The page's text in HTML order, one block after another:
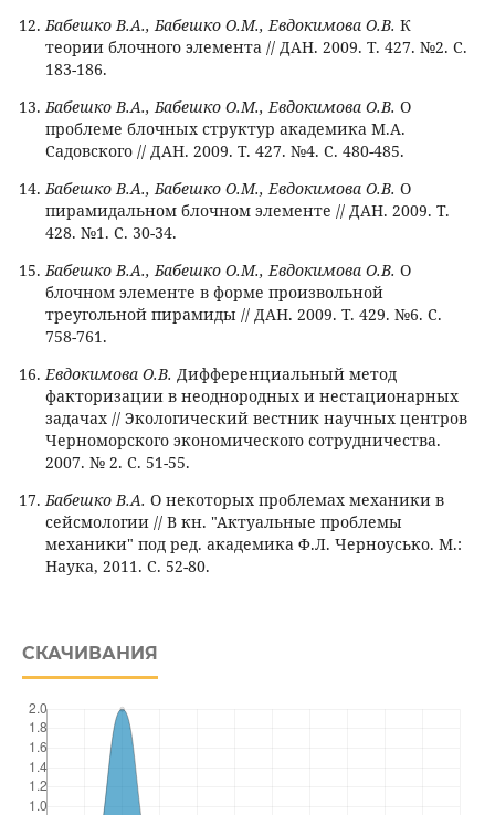
Бабешко В.А., Бабешко О.М., Евдокимова О.В. К
теории блочного элемента // ДАН. 2009. Т. 427. №2. С.
183-186.
Бабешко В.А., Бабешко О.М., Евдокимова О.В. О
проблеме блочных структур академика М.А.
Садовского // ДАН. 2009. Т. 427. №4. С. 480-485.
Бабешко В.А., Бабешко О.М., Евдокимова О.В. О
пирамидальном блочном элементе // ДАН. 2009. Т.
428. №1. С. 30-34.
Бабешко В.А., Бабешко О.М., Евдокимова О.В. О
блочном элементе в форме произвольной
треугольной пирамиды // ДАН. 2009. Т. 429. №6. С.
758-761.
Евдокимова О.В. Дифференциальный метод
факторизации в неоднородных и нестационарных
задачах // Экологический вестник научных центров
Черноморского экономического сотрудничества.
2007. № 2. С. 51-55.
Бабешко В.А. О некоторых проблемах механики в
сейсмологии // В кн. "Актуальные проблемы
механики" под ред. академика Ф.Л. Черноусько. М.:
Наука, 2011. С. 52-80.
СКАЧИВАНИЯ